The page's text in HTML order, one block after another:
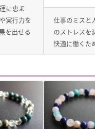
に恵ま
実行力を
を出せる
仕事のミスと
のストレスを
快適に働くた